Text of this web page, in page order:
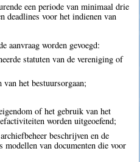
een periode van minimaal drie
deadlines voor het indienen van
aanvraag worden gevoegd:
statuten van de vereniging of
het bestuursorgaan;
of het gebruik van het
worden uitgeoefend;
beschrijven en de
modellen van documenten die voor